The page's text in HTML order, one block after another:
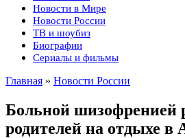
Новости в Мире
Новости России
ТВ и шоубиз
Биографии
Сериалы и фильмы
Главная » Новости России
Больной шизофренией
родителей на отдыхе в